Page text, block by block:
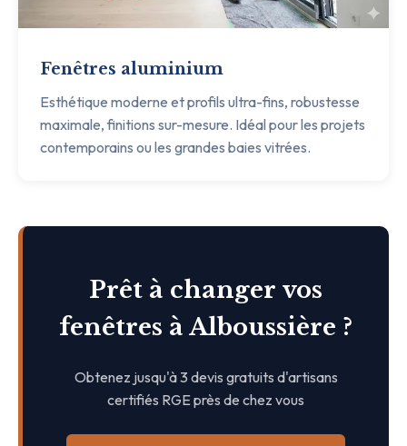
Fenêtres aluminium
Esthétique moderne et profils ultra-fins, robustesse
maximale, finitions sur-mesure. Idéal pour les projets
contemporains ou les grandes baies vitrées.
Prêt à changer vos
fenêtres à Alboussière ?
Obtenez jusqu'à 3 devis gratuits d'artisans
certifiés RGE près de chez vous